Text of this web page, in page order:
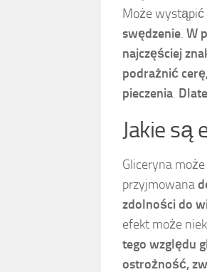
Może wystąpić
swędzenie. W
najczęściej
podrażnić
pieczenia.
Jakie są
Gliceryna
przyjmowana
zdolności do
efekt może
tego względu
ostrożność,